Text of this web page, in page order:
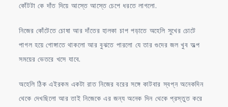
কোঁটটা কে দাঁত দিয়ে আস্তে আস্তে চেপে ধরতে লাগলো.
নিজের কোঁটেতে চোষা আর দাঁতের হালকা চাপ পড়াতে অহেলি সুখের চোটে
পাগল হয়ে গোঙ্গাতে থাকলো আর বুঝতে পারলো যে তার গুদের জল খুব অল্প
সময়ের ভেতরে খসে যাবে.
অহেলি ঠিক এইরকম একটা রাত নিজের বরের সঙ্গে কাটবার স্বপ্ন অনেকদিন
থেকে দেখছিলো আর তাই নিজেকে এর জন্য অনেক দিন থেকে প্রস্তুত করে